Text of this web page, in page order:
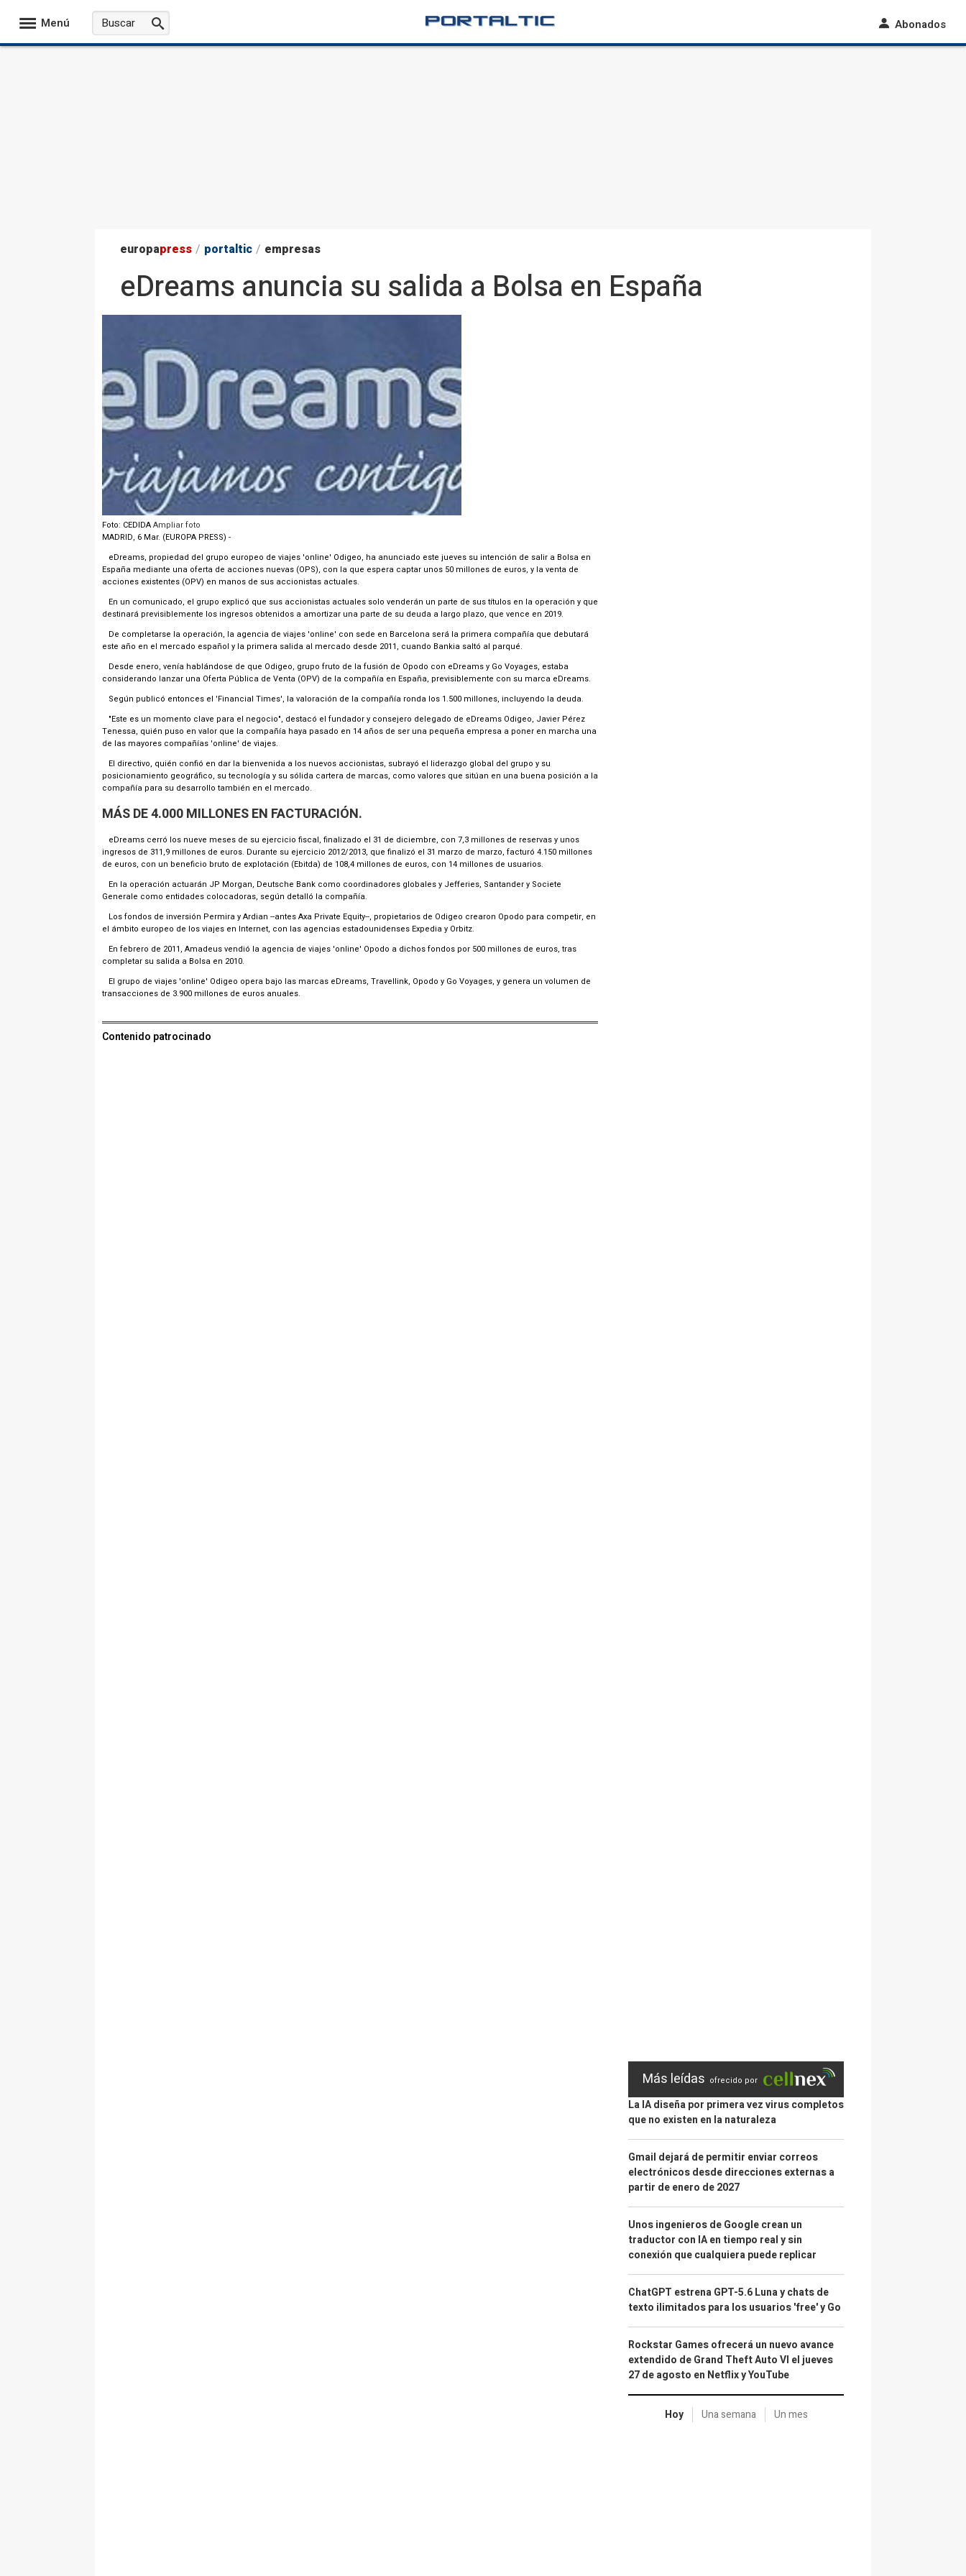
Menú Abonados
europapress / portaltic / empresas
eDreams anuncia su salida a Bolsa en España
Foto: CEDIDAAmpliar foto
MADRID, 6 Mar. (EUROPA PRESS) -
eDreams, propiedad del grupo europeo de viajes 'online' Odigeo, ha anunciado este jueves su intención de salir a Bolsa en
España mediante una oferta de acciones nuevas (OPS), con la que espera captar unos 50 millones de euros, y la venta de
acciones existentes (OPV) en manos de sus accionistas actuales.
En un comunicado, el grupo explicó que sus accionistas actuales solo venderán un parte de sus títulos en la operación y que
destinará previsiblemente los ingresos obtenidos a amortizar una parte de su deuda a largo plazo, que vence en 2019.
De completarse la operación, la agencia de viajes 'online' con sede en Barcelona será la primera compañía que debutará
este año en el mercado español y la primera salida al mercado desde 2011, cuando Bankia saltó al parqué.
Desde enero, venía hablándose de que Odigeo, grupo fruto de la fusión de Opodo con eDreams y Go Voyages, estaba
considerando lanzar una Oferta Pública de Venta (OPV) de la compañía en España, previsiblemente con su marca eDreams.
Según publicó entonces el 'Financial Times', la valoración de la compañía ronda los 1.500 millones, incluyendo la deuda.
"Este es un momento clave para el negocio", destacó el fundador y consejero delegado de eDreams Odigeo, Javier Pérez
Tenessa, quién puso en valor que la compañía haya pasado en 14 años de ser una pequeña empresa a poner en marcha una
de las mayores compañías 'online' de viajes.
El directivo, quién confió en dar la bienvenida a los nuevos accionistas, subrayó el liderazgo global del grupo y su
posicionamiento geográfico, su tecnología y su sólida cartera de marcas, como valores que sitúan en una buena posición a la
compañía para su desarrollo también en el mercado.
MÁS DE 4.000 MILLONES EN FACTURACIÓN.
eDreams cerró los nueve meses de su ejercicio fiscal, finalizado el 31 de diciembre, con 7,3 millones de reservas y unos
ingresos de 311,9 millones de euros. Durante su ejercicio 2012/2013, que finalizó el 31 marzo de marzo, facturó 4.150 millones
de euros, con un beneficio bruto de explotación (Ebitda) de 108,4 millones de euros, con 14 millones de usuarios.
En la operación actuarán JP Morgan, Deutsche Bank como coordinadores globales y Jefferies, Santander y Societe
Generale como entidades colocadoras, según detalló la compañía.
Los fondos de inversión Permira y Ardian --antes Axa Private Equity--, propietarios de Odigeo crearon Opodo para competir, en
el ámbito europeo de los viajes en Internet, con las agencias estadounidenses Expedia y Orbitz.
En febrero de 2011, Amadeus vendió la agencia de viajes 'online' Opodo a dichos fondos por 500 millones de euros, tras
completar su salida a Bolsa en 2010.
El grupo de viajes 'online' Odigeo opera bajo las marcas eDreams, Travellink, Opodo y Go Voyages, y genera un volumen de
transacciones de 3.900 millones de euros anuales.
Contenido patrocinado
Más leídas ofrecido por
La IA diseña por primera vez virus completos
que no existen en la naturaleza
Gmail dejará de permitir enviar correos
electrónicos desde direcciones externas a
partir de enero de 2027
Unos ingenieros de Google crean un
traductor con IA en tiempo real y sin
conexión que cualquiera puede replicar
ChatGPT estrena GPT-5.6 Luna y chats de
texto ilimitados para los usuarios 'free' y Go
Rockstar Games ofrecerá un nuevo avance
extendido de Grand Theft Auto VI el jueves
27 de agosto en Netflix y YouTube
Hoy Una semana Un mes